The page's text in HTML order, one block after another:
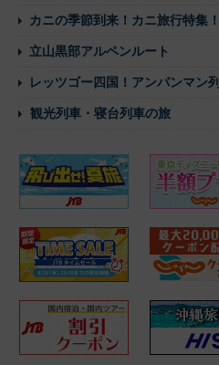
カニの季節到来！カニ旅行特集！
立山黒部アルペンルート
レッツゴー四国！アンパンマン
観光列車・寝台列車の旅